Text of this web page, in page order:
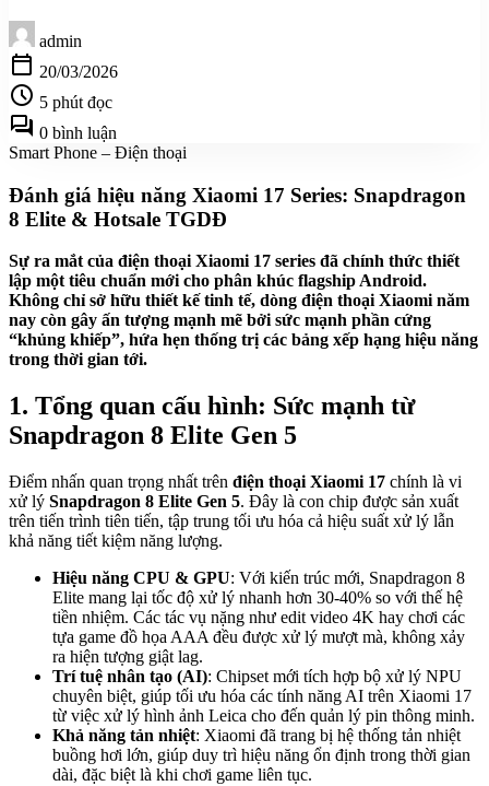
admin
calendar_today 20/03/2026
schedule 5 phút đọc
forum 0 bình luận
Smart Phone – Điện thoại
Đánh giá hiệu năng Xiaomi 17 Series: Snapdragon
8 Elite & Hotsale TGDĐ
Sự ra mắt của điện thoại Xiaomi 17 series đã chính thức thiết
lập một tiêu chuẩn mới cho phân khúc flagship Android.
Không chỉ sở hữu thiết kế tinh tế, dòng điện thoại Xiaomi năm
nay còn gây ấn tượng mạnh mẽ bởi sức mạnh phần cứng
“khủng khiếp”, hứa hẹn thống trị các bảng xếp hạng hiệu năng
trong thời gian tới.
1. Tổng quan cấu hình: Sức mạnh từ
Snapdragon 8 Elite Gen 5
Điểm nhấn quan trọng nhất trên điện thoại Xiaomi 17 chính là vi
xử lý Snapdragon 8 Elite Gen 5. Đây là con chip được sản xuất
trên tiến trình tiên tiến, tập trung tối ưu hóa cả hiệu suất xử lý lẫn
khả năng tiết kiệm năng lượng.
Hiệu năng CPU & GPU: Với kiến trúc mới, Snapdragon 8
Elite mang lại tốc độ xử lý nhanh hơn 30-40% so với thế hệ
tiền nhiệm. Các tác vụ nặng như edit video 4K hay chơi các
tựa game đồ họa AAA đều được xử lý mượt mà, không xảy
ra hiện tượng giật lag.
Trí tuệ nhân tạo (AI): Chipset mới tích hợp bộ xử lý NPU
chuyên biệt, giúp tối ưu hóa các tính năng AI trên Xiaomi 17
từ việc xử lý hình ảnh Leica cho đến quản lý pin thông minh.
Khả năng tản nhiệt: Xiaomi đã trang bị hệ thống tản nhiệt
buồng hơi lớn, giúp duy trì hiệu năng ổn định trong thời gian
dài, đặc biệt là khi chơi game liên tục.